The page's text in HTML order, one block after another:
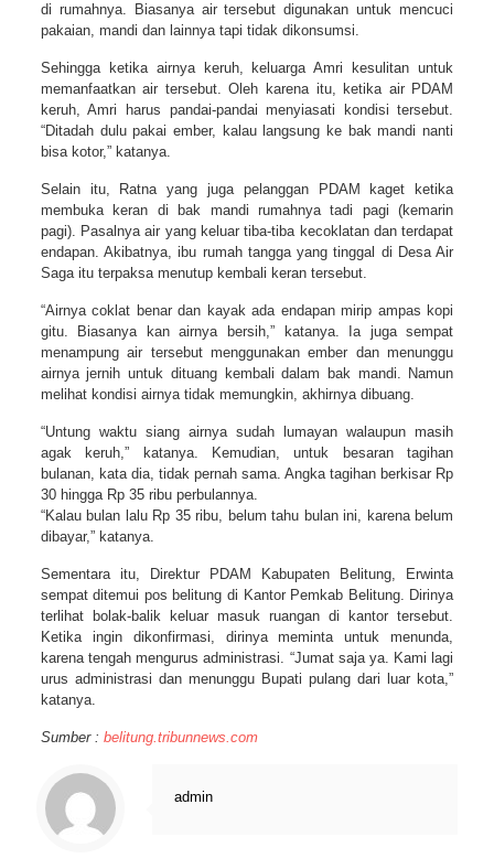
di rumahnya. Biasanya air tersebut digunakan untuk mencuci
pakaian, mandi dan lainnya tapi tidak dikonsumsi.
Sehingga ketika airnya keruh, keluarga Amri kesulitan untuk
memanfaatkan air tersebut. Oleh karena itu, ketika air PDAM
keruh, Amri harus pandai-pandai menyiasati kondisi tersebut.
“Ditadah dulu pakai ember, kalau langsung ke bak mandi nanti
bisa kotor,” katanya.
Selain itu, Ratna yang juga pelanggan PDAM kaget ketika
membuka keran di bak mandi rumahnya tadi pagi (kemarin
pagi). Pasalnya air yang keluar tiba-tiba kecoklatan dan terdapat
endapan. Akibatnya, ibu rumah tangga yang tinggal di Desa Air
Saga itu terpaksa menutup kembali keran tersebut.
“Airnya coklat benar dan kayak ada endapan mirip ampas kopi
gitu. Biasanya kan airnya bersih,” katanya. Ia juga sempat
menampung air tersebut menggunakan ember dan menunggu
airnya jernih untuk dituang kembali dalam bak mandi. Namun
melihat kondisi airnya tidak memungkin, akhirnya dibuang.
“Untung waktu siang airnya sudah lumayan walaupun masih
agak keruh,” katanya. Kemudian, untuk besaran tagihan
bulanan, kata dia, tidak pernah sama. Angka tagihan berkisar Rp
30 hingga Rp 35 ribu perbulannya.
“Kalau bulan lalu Rp 35 ribu, belum tahu bulan ini, karena belum
dibayar,” katanya.
Sementara itu, Direktur PDAM Kabupaten Belitung, Erwinta
sempat ditemui pos belitung di Kantor Pemkab Belitung. Dirinya
terlihat bolak-balik keluar masuk ruangan di kantor tersebut.
Ketika ingin dikonfirmasi, dirinya meminta untuk menunda,
karena tengah mengurus administrasi. “Jumat saja ya. Kami lagi
urus administrasi dan menunggu Bupati pulang dari luar kota,”
katanya.
Sumber : belitung.tribunnews.com
admin